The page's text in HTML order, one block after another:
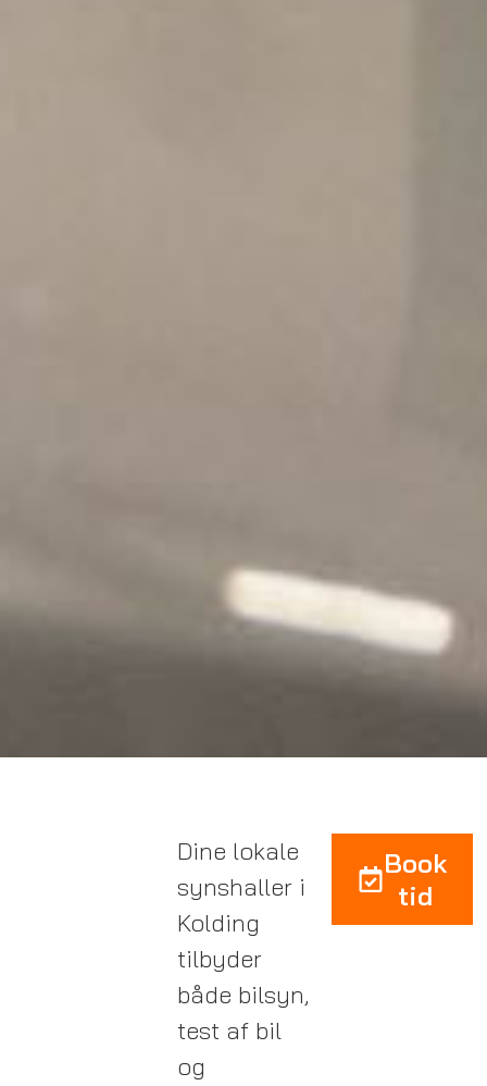
Dine lokale
synshaller i
Kolding
tilbyder
både bilsyn,
test af bil
og
Book
tid